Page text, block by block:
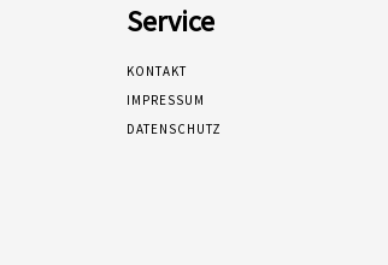
Service
KONTAKT
IMPRESSUM
DATENSCHUTZ